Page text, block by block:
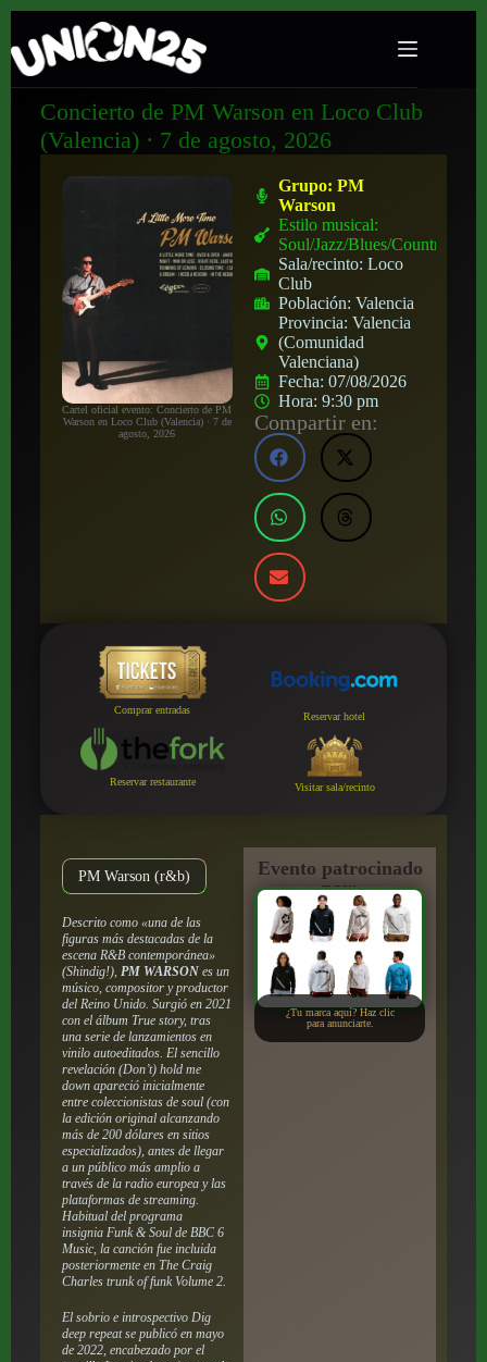
Concierto de PM Warson en Loco Club
(Valencia) · 7 de agosto, 2026
Cartel oficial evento: Concierto de PM
Warson en Loco Club (Valencia) · 7 de
agosto, 2026
Grupo:PM
Warson
Estilo musical:
Soul/Jazz/Blues/Country
Sala/recinto:Loco
Club
Población:Valencia
Provincia:Valencia
(Comunidad
Valenciana)
Fecha:07/08/2026
Hora:9:30 pm
Compartir en:
Comprar entradas
Reservar hotel
Reservar restaurante Visitar sala/recinto
PM Warson (r&b)
Descrito como «una de las
figuras más destacadas de la
escena R&B contemporánea»
(Shindig!), PM WARSONes un
músico, compositor y productor
del Reino Unido. Surgió en 2021
con el álbum True story, tras
una serie de lanzamientos en
vinilo autoeditados. El sencillo
revelación (Don’t) hold me
downapareció inicialmente
entre coleccionistas de soul (con
la edición original alcanzando
más de 200 dólares en sitios
especializados), antes de llegar
a un público más amplio a
través de la radio europea y las
plataformas de streaming.
Habitual del programa
insignia Funk & Soulde BBC 6
Music, la canción fue incluida
posteriormente en The Craig
Charles trunk of funk Volume 2.
El sobrio e introspectivo Dig
deep repeatse publicó en mayo
de 2022, encabezado por el
Evento patrocinado
por:
¿Tu marca aquí? Haz clic
para anunciarte.